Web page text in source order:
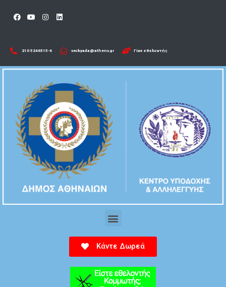
210 5246515-6​ seckyada@athens.gr Γίνε εθελοντής
Κάντε Δωρεά